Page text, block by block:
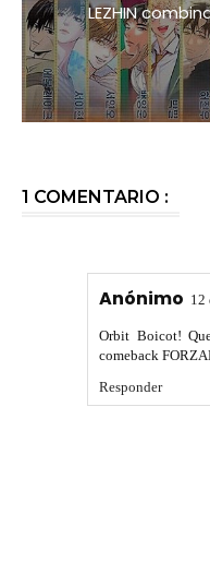
LEZHIN
1 COMENTARIO :
Anónimo 12
Orbit Boicot!
comeback
Responder